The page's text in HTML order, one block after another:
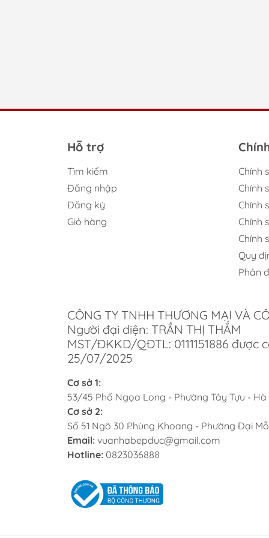
và
Khi
thoải
máy
Tại
khỏe
Hỗ trợ
Tìm kiếm
Đăng nhập
Đăng ký
Giỏ hàng
Chính
Chính
Chính
Chính
Chính
Quy
Phân
CÔNG TY TNHH THƯƠNG MẠI VÀ
Người đại diện: TRẦN THỊ THẮM
MST/ĐKKD/QĐTL: 0111151886 được
25/07/2025
Cơ sở 1:
53/45 Phố Ngọa Long - Phường Tây Tựu - Hà
Cơ sở 2:
Số 51 Ngõ 30 Phùng Khoang - Phường Đại
Email: vuanhabepduc@gmail.com
Hotline: 0823036888